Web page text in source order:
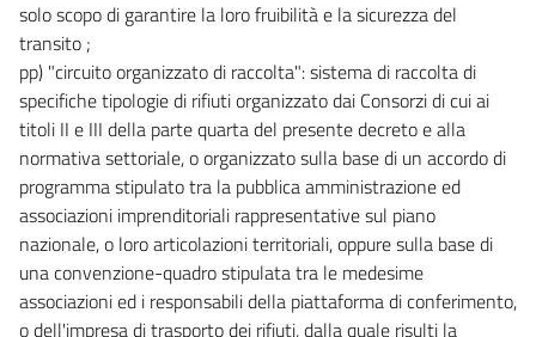
113
114
115
116
TITOLO IV
STRUMENTI DI TUTELA
CAPO I
PIANI DI GESTIONE E PIANI DI TUTELA DELLE ACQUE
117
118
solo scopo di garantire la loro fruibilità e la sicurezza del
transito ;
pp) "circuito organizzato di raccolta": sistema di raccolta di
specifiche tipologie di rifiuti organizzato dai Consorzi di cui ai
titoli II e III della parte quarta del presente decreto e alla
normativa settoriale, o organizzato sulla base di un accordo di
programma stipulato tra la pubblica amministrazione ed
associazioni imprenditoriali rappresentative sul piano
nazionale, o loro articolazioni territoriali, oppure sulla base di
una convenzione-quadro stipulata tra le medesime
associazioni ed i responsabili della piattaforma di conferimento,
o dell'impresa di trasporto dei rifiuti, dalla quale risulti la